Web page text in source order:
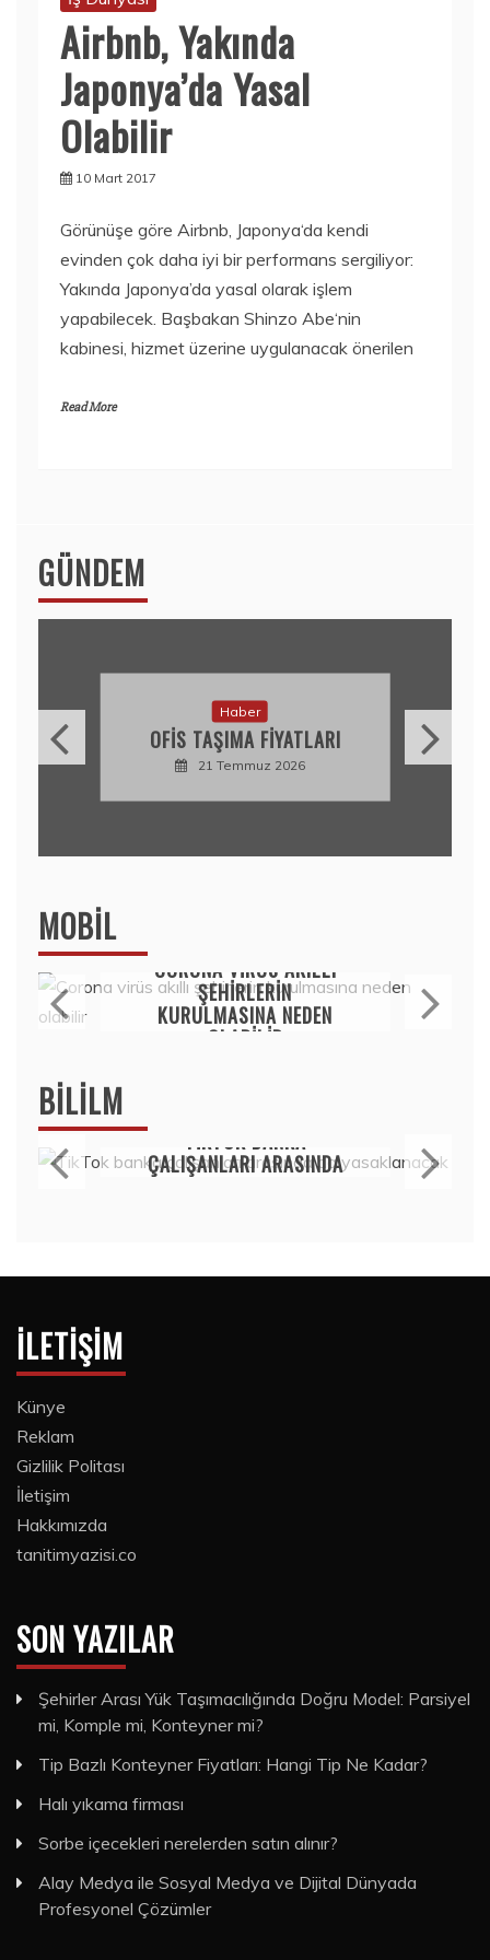
Airbnb, Yakında
Japonya’da Yasal
Olabilir
10 Mart 2017
Görünüşe göre Airbnb, Japonya‘da kendi
evinden çok daha iyi bir performans sergiliyor:
Yakında Japonya’da yasal olarak işlem
yapabilecek. Başbakan Shinzo Abe‘nin
kabinesi, hizmet üzerine uygulanacak önerilen
Read More
GÜNDEM
Haber
OFIS TAŞIMA FIYATLARI
21 Temmuz 2026
MOBIL
CORONA VIRÜS AKILLI
ŞEHIRLERIN
KURULMASINA NEDEN
OLABILIR
BILILM
TIKTOK BANKA
ÇALIŞANLARI ARASINDA
DA YASAKLANACAK
İLETIŞIM
Künye
Reklam
Gizlilik Politası
İletişim
Hakkımızda
tanitimyazisi.co
SON YAZILAR
Şehirler Arası Yük Taşımacılığında Doğru Model: Parsiyel
mi, Komple mi, Konteyner mi?
Tip Bazlı Konteyner Fiyatları: Hangi Tip Ne Kadar?
Halı yıkama firması
Sorbe içecekleri nerelerden satın alınır?
Alay Medya ile Sosyal Medya ve Dijital Dünyada
Profesyonel Çözümler